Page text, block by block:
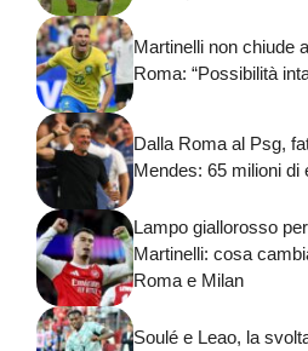
Martinelli non chiude
Roma: “Possibilità
Dalla Roma al Psg,
Mendes: 65 milioni di
Lampo giallorosso per
Martinelli: cosa
Roma e Milan
Soulé e Leao, la